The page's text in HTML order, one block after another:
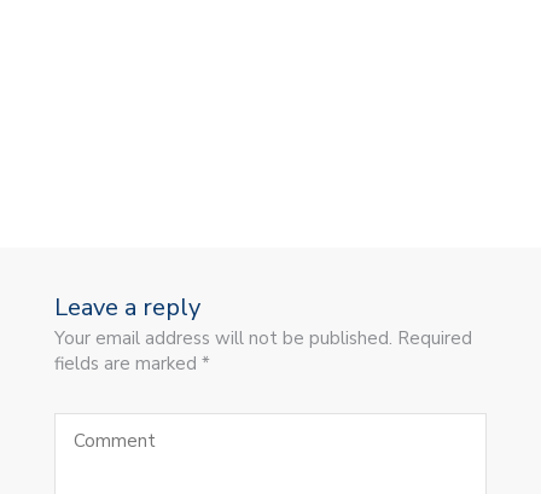
Leave a reply
Your email address will not be published. Required
fields are marked *